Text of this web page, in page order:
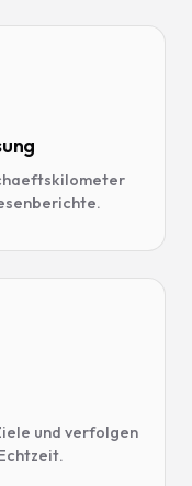
und verfolgen